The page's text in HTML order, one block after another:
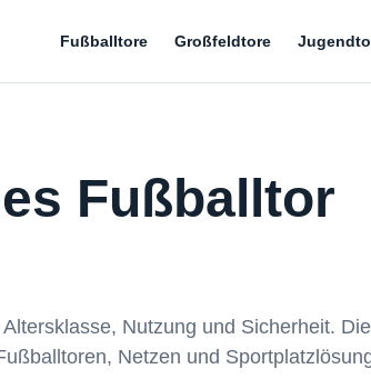
Fußballtore Großfeldtore
Fußballtor
Nutzung und Sicherheit.
Netzen und